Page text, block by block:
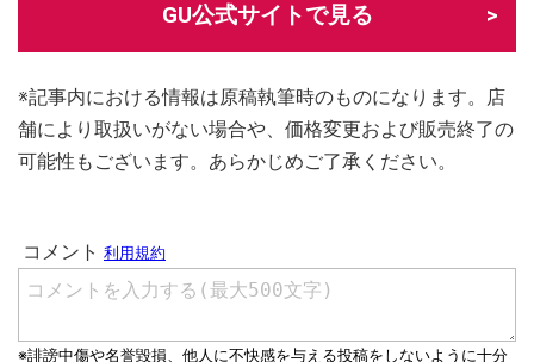
GU公式サイトで見る
※記事内における情報は原稿執筆時のものになります。店
舗により取扱いがない場合や、価格変更および販売終了の
可能性もございます。あらかじめご了承ください。